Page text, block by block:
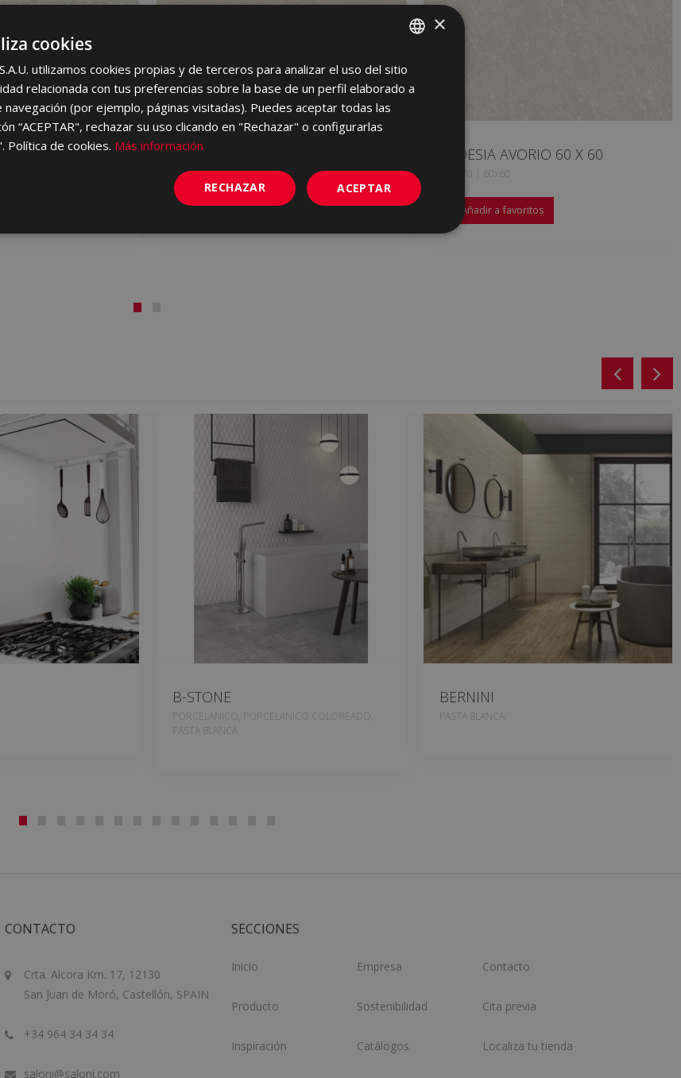
30 X 60 ARDESIA AVORIO 120 X 60
JAZ670 | 60x120
Añadir a favoritos
ARDESIA AVORIO 60 X 60
HXL670 | 60x60
Añadir a favoritos
B-STONE
PORCELANICO, PORCELANICO COLOREADO,
PASTA BLANCA
BERNINI
PASTA BLANCA
CONTACTO
Crta. Alcora Km. 17, 12130
San Juan de Moró, Castellón, SPAIN
+34 964 34 34 34
saloni@saloni.com
SECCIONES
Inicio
Producto
Inspiración
Empresa
Sostenibilidad
Catálogos
Contacto
Cita previa
Localiza tu tienda
SPANISH
ENGLISH
PORTUGUESE
×
cookies
S.A.U. utilizamos cookies propias y de terceros para analizar el uso del sitio
relacionada con tus preferencias sobre la base de un perfil elaborado a
(por ejemplo, páginas visitadas). Puedes aceptar todas las
“ACEPTAR", rechazar su uso clicando en "Rechazar" o configurarlas
Política de cookies. Más información
ACEPTAR
RECHAZAR